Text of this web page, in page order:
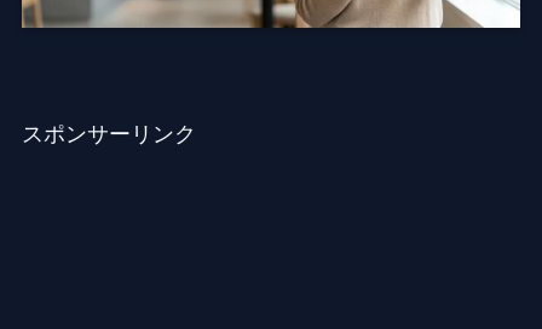
スポンサーリンク